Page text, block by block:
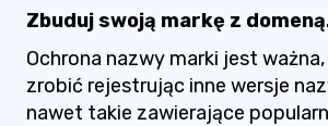
Zbuduj swoją markę z
Ochrona nazwy marki jest
zrobić rejestrując inne wersje
nawet takie zawierające